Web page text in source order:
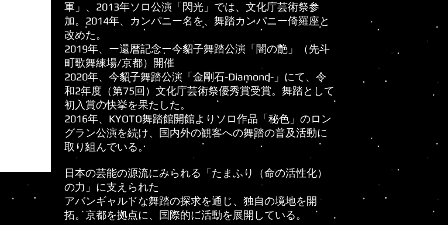
軍」、2013年ソロ公演「閃光」では、文化庁芸術祭参
加。2014年、カンパニー名を、舞踏カンパニー倚羅座と
改めた。
2019年、ー還暦記念ー今貂子舞踏公演「闇の艶」（先斗
町歌舞練場/京都）開催
2020年、今貂子舞踏公演「金剛石-Diamond-」にて、令
和2年度（第75回）文化庁芸術祭優秀賞受賞。舞踏として
初入賞の快挙を果たした。
2016年、KYOTO舞踏館開館よりソロ作品「秘色」のロン
グラン公演を続け、国内外の観客への舞踏の普及活動に
取り組んでいる。
日本の芸能の源流にみられる「たまふり（命の活性化）
の力」に支えられた
アバンギャルドな舞踏の探求を通じ、独自の境地を開
拓。京都を拠点に、国際的に活動を展開している。